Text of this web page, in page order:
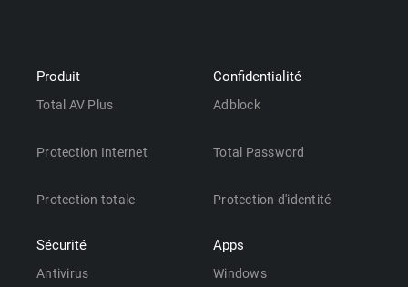
Produit
Total AV Plus
Protection Internet
Protection totale
Sécurité
Antivirus
Confidentialité
Adblock
Total Password
Protection d'identité
Apps
Windows